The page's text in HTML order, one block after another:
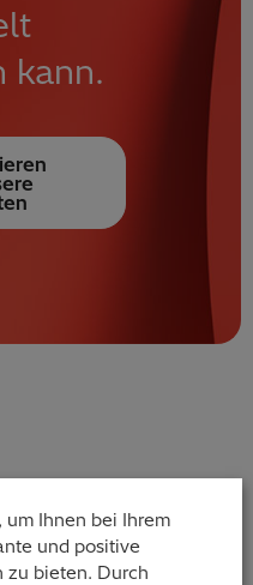
kann.
um Ihnen bei Ihrem
und positive
zu bieten. Durch